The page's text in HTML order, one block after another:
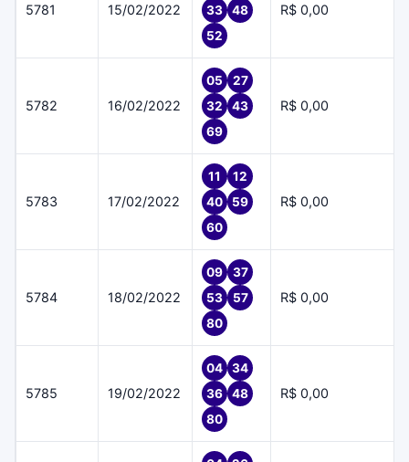
5781 15/02/2022
33
48
52
R$ 0,00
5782 16/02/2022
05
27
32
43
69
R$ 0,00
5783 17/02/2022
11
12
40
59
60
R$ 0,00
5784 18/02/2022
09
37
53
57
80
R$ 0,00
5785 19/02/2022
04
34
36
48
80
R$ 0,00